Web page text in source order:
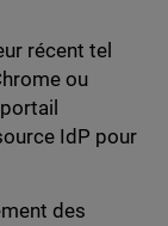
récent tel
ou
IdP pour
des